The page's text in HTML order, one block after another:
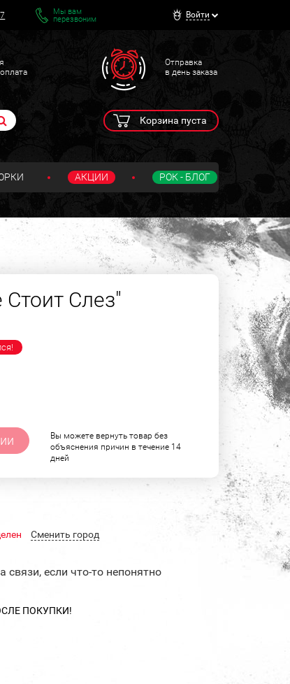
Мы вам
перезвоним
Войти
Отправка
в день заказа
Корзина пуста
АКЦИИ РОК - БЛОГ
Стоит Слез"
Вы можете вернуть товар без
объяснения причин в течение 14
дней
Cменить город
если что-то непонятно
ПОКУПКИ!